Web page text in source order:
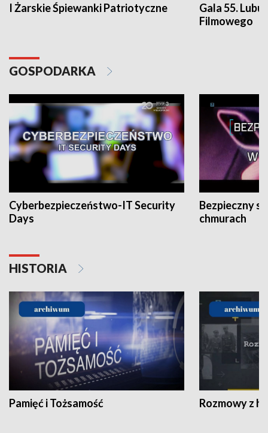
I Żarskie Śpiewanki Patriotyczne
Gala 55.
Filmowego
GOSPODARKA
Cyberbezpieczeństwo-IT Security
Days
Bezpieczny
chmurach
HISTORIA
Pamięć i Tożsamość Rozmowy z